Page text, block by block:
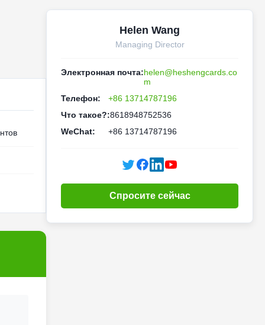
Helen Wang
Managing Director
Электронная почта:helen@heshengcards.co
m
Телефон:
+86 13714787196
Что такое?:8618948752536
WeChat:
+86 13714787196
Спросите сейчас